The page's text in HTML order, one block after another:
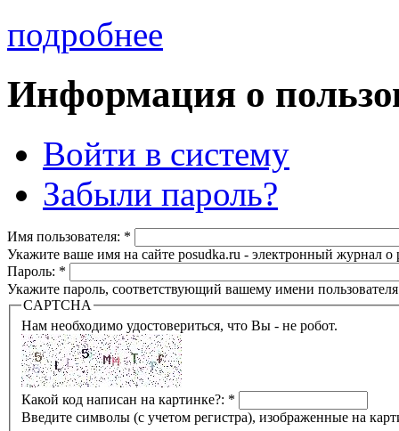
подробнее
Информация о
Войти в систему
Забыли пароль?
Имя пользователя: *
Укажите ваше имя на сайте posudka.ru - электронный журнал
Пароль: *
Укажите пароль, соответствующий вашему имени
CAPTCHA
Нам необходимо удостовериться, что Вы - не робот.
Какой код написан на картинке?: *
Введите символы (с учетом регистра), изображенные на